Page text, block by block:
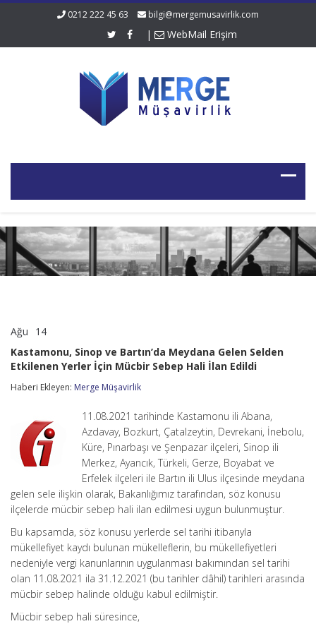
0212 222 45 63 bilgi@mergemusavirlik.com
| WebMail Erişim
Ağu 14
ve
Bartın’da
Gelen
Etkilenen
Yerler
Mücbir
Sebep
İlan
Edildi
için
Kastamonu, Sinop ve Bartın’da Meydana Gelen Selden
Etkilenen Yerler İçin Mücbir Sebep Hali İlan Edildi
Haberi Ekleyen: Merge Müşavirlik
11.08.2021 tarihinde Kastamonu ili Abana,
Azdavay, Bozkurt, Çatalzeytin, Devrekani, İnebolu,
Küre, Pınarbaşı ve Şenpazar ilçeleri, Sinop ili
Merkez, Ayancık, Türkeli, Gerze, Boyabat ve
Erfelek ilçeleri ile Bartın ili Ulus ilçesinde meydana
gelen sele ilişkin olarak, Bakanlığımız tarafından, söz konusu
ilçelerde mücbir sebep hali ilan edilmesi uygun bulunmuştur.
Bu kapsamda, söz konusu yerlerde sel tarihi itibarıyla
mükellefiyet kaydı bulunan mükelleflerin, bu mükellefiyetleri
nedeniyle vergi kanunlarının uygulanması bakımından sel tarihi
olan 11.08.2021 ila 31.12.2021 (bu tarihler dâhil) tarihleri arasında
mücbir sebep halinde olduğu kabul edilmiştir.
Mücbir sebep hali süresince,